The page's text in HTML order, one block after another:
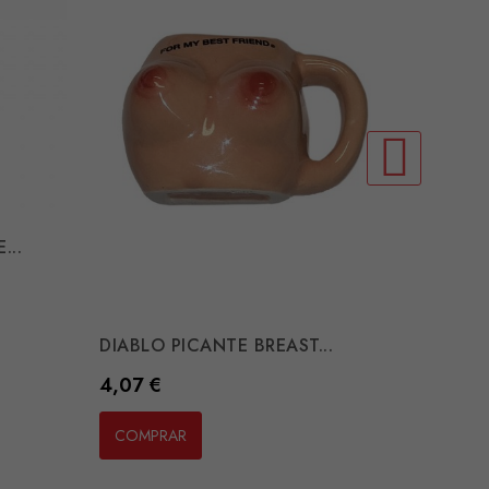
DIABLO PICANTE BREAST...
Preço
4,07 €
COMPRAR